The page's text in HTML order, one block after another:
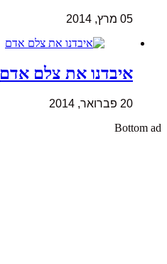
05 מרץ, 2014
איבדנו את צלם אדם
20 פברואר, 2014
Bottom ad